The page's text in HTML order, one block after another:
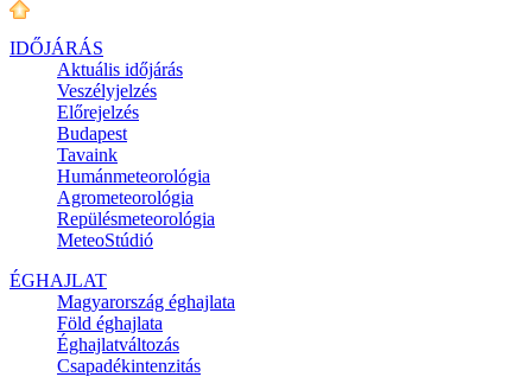
IDŐJÁRÁS
Aktuális időjárás
Veszélyjelzés
Előrejelzés
Budapest
Tavaink
Humánmeteorológia
Agrometeorológia
Repülésmeteorológia
MeteoStúdió
ÉGHAJLAT
Magyarország éghajlata
Föld éghajlata
Éghajlatváltozás
Csapadékintenzitás